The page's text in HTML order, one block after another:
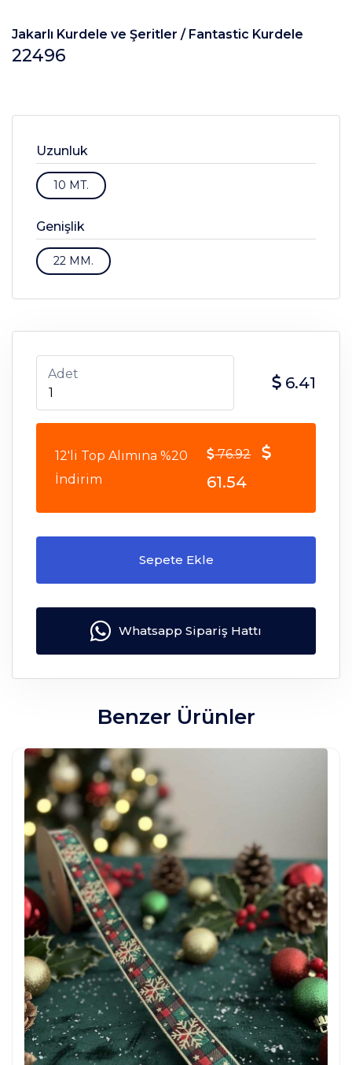
Jakarlı Kurdele ve Şeritler / Fantastic Kurdele
22496
Uzunluk
10 MT.
Genişlik
22 MM.
Adet 6.41
12'li Top Alımına %20
İndirim
76.92
61.54
Sepete Ekle
Whatsapp Sipariş Hattı
Benzer Ürünler